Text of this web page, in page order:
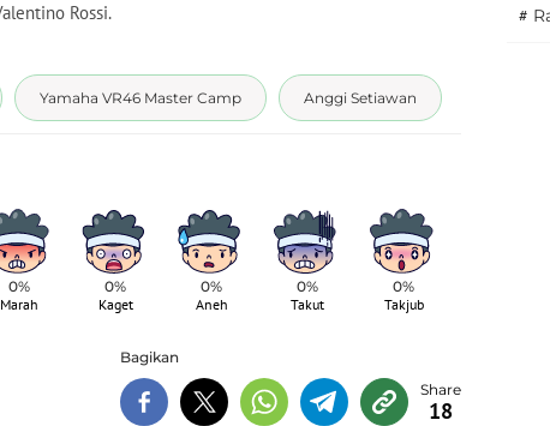
Rossi.
Yamaha VR46 Master Camp Anggi Setiawan
0%
Marah
0%
Kaget
0%
Aneh
0%
Takut
0%
Takjub
Bagikan
18
#